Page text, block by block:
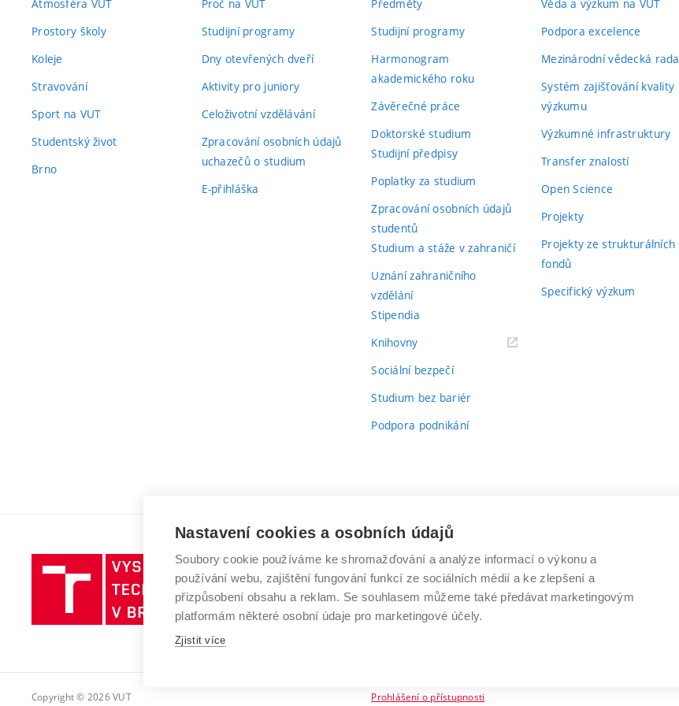
Atmosféra VUT
Prostory školy
Koleje
Stravování
Sport na VUT
Studentský život
Brno
Proč na VUT
Studijní programy
Dny otevřených dveří
Aktivity pro juniory
Celoživotní vzdělávání
Zpracování osobních údajů
uchazečů o studium
E-přihláška
Předměty
Studijní programy
Harmonogram
akademického roku
Závěrečné práce
Doktorské studium
Studijní předpisy
Poplatky za studium
Zpracování osobních údajů
studentů
Studium a stáže v zahraničí
Uznání zahraničního
vzdělání
Stipendia
Knihovny(externí
Sociální bezpečí
Studium bez bariér
Podpora podnikání
Věda a výzkum na VUT
Podpora excelence
Mezinárodní vědecká rada
Systém zajišťování kvality
výzkumu
Výzkumné infrastruktury
Transfer znalostí
Open Science
Projekty
Projekty ze strukturálních
fondů
Specifický výzkum
Vysoké
učení
technické
v
VYSOKÉ UČENÍ TECHNICKÉ V BRNĚ
Antonínská 548/1
602 00 Brno
www.vut.cz
Copyright © 2026 VUT Prohlášení o přístupnosti
Nastavení cookies a osobních údajů
Soubory cookie používáme ke shromažďování a analýze informací o výkonu a
používání webu, zajištění fungování funkcí ze sociálních médií a ke zlepšení a
přizpůsobení obsahu a reklam. Se souhlasem můžeme také předávat marketingovým
platformám některé osobní údaje pro marketingové účely.
Zjistit více